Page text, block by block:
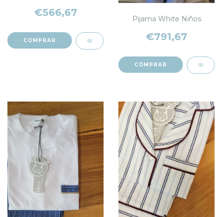
€566,67
COMPRAR
Pijama White Niños
€791,67
COMPRAR